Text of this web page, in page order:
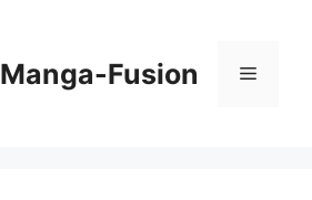
Manga-Fusion Menu